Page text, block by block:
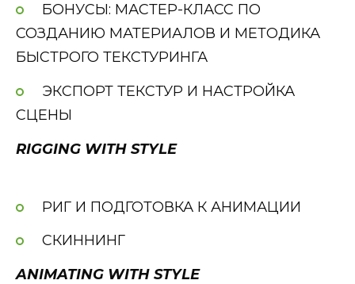
БОНУСЫ: МАСТЕР-КЛАСС ПО
СОЗДАНИЮ МАТЕРИАЛОВ И МЕТОДИКА
БЫСТРОГО ТЕКСТУРИНГА
ЭКСПОРТ ТЕКСТУР И НАСТРОЙКА
СЦЕНЫ
RIGGING WITH STYLE
РИГ И ПОДГОТОВКА К АНИМАЦИИ
СКИННИНГ
ANIMATING WITH STYLE